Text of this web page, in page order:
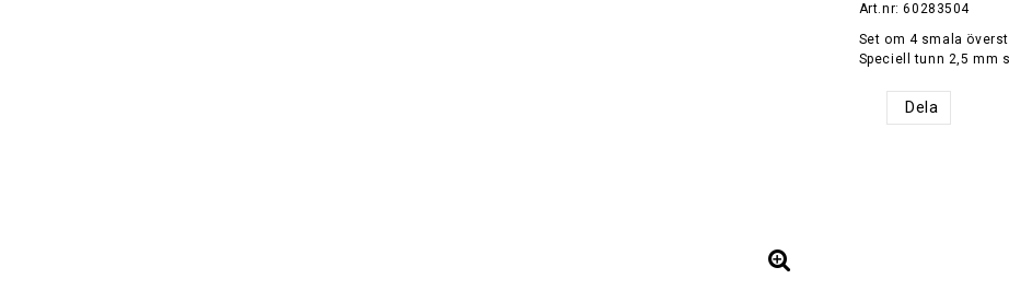
Art.nr: 60283504
Set om 4 smala
Speciell tunn 2,5 mm
Dela